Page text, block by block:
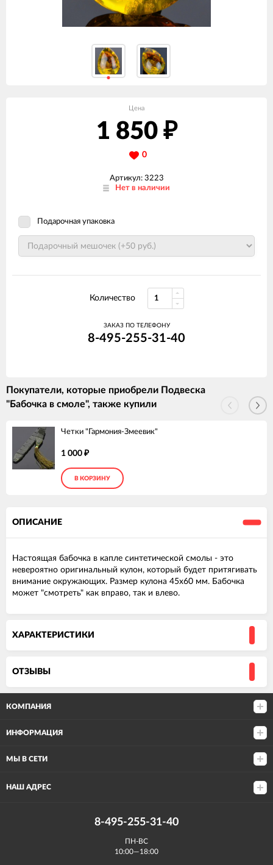
Цена
1 850 ₽
0
Артикул: 3223
Нет в наличии
Подарочная упаковка
Количество
ЗАКАЗ ПО ТЕЛЕФОНУ
8-495-255-31-40
Покупатели, которые приобрели Подвеска
"Бабочка в смоле", также купили
Четки "Гармония-Змеевик"
1 000 ₽
В КОРЗИНУ
ОПИСАНИЕ
Настоящая бабочка в капле синтетической смолы - это
невероятно оригинальный кулон, который будет притягивать
внимание окружающих. Размер кулона 45х60 мм. Бабочка
может "смотреть" как вправо, так и влево.
ХАРАКТЕРИСТИКИ
ОТЗЫВЫ
КОМПАНИЯ
ИНФОРМАЦИЯ
МЫ В СЕТИ
НАШ АДРЕС
8-495-255-31-40
ПН-ВС
10:00—18:00